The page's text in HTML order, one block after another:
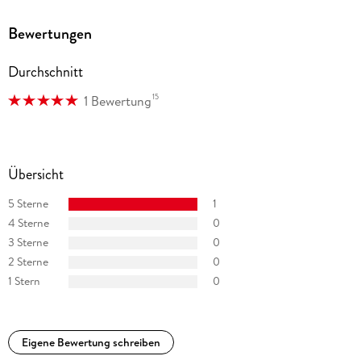
Bewertungen
Durchschnitt
1 Bewertung15
Übersicht
5 Sterne
1
4 Sterne
0
3 Sterne
0
2 Sterne
0
1 Stern
0
Eigene Bewertung schreiben